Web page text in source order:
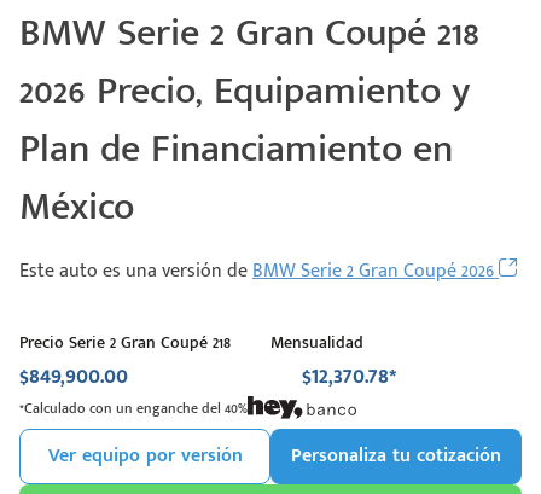
BMW Serie 2 Gran Coupé 218
2026 Precio, Equipamiento y
Plan de Financiamiento en
México
Este auto es una versión deBMW Serie 2 Gran Coupé 2026
Precio Serie 2 Gran Coupé 218
$849,900.00
Mensualidad
$12,370.78*
*Calculado con un enganche del 40%
Ver equipo por versión
Personaliza tu cotización